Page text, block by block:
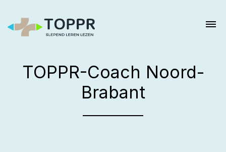
TOPPR-Coach Noord-
Brabant